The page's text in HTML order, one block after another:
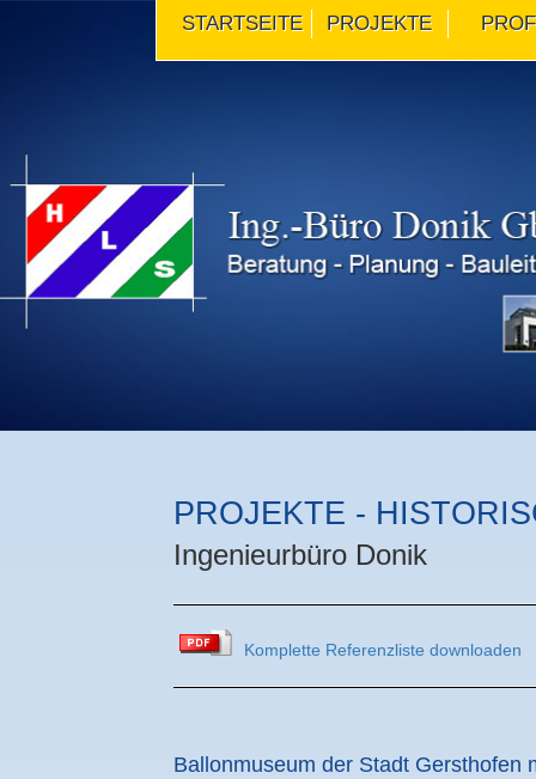
STARTSEITE PROJEKTE
PROJEKTE -
Ingenieurbüro Donik
Komplette Referenzliste downloaden
Ballonmuseum der Stadt Gersthofen